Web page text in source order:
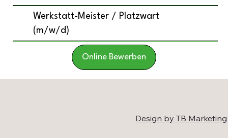
Werkstatt-Meister / Platzwart
(m/w/d)
Online Bewerben
Design by TB Marketing